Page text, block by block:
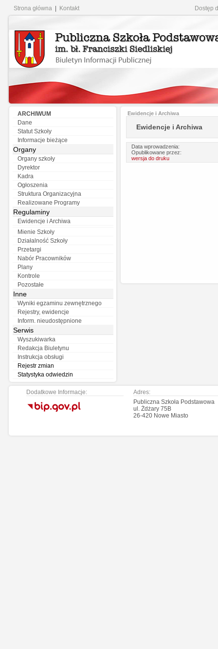
Strona główna Kontakt Dostęp
ARCHIWUM
Dane
Statut Szkoły
Informacje bieżące
Organy
Organy szkoły
Dyrektor
Kadra
Ogłoszenia
Struktura Organizacyjna
Realizowane Programy
Regulaminy
Ewidencje i Archiwa
Mienie Szkoły
Działalność Szkoły
Przetargi
Nabór Pracowników
Plany
Kontrole
Pozostałe
Inne
Wyniki egzaminu zewnętrznego
Rejestry, ewidencje
Inform. nieudostępnione
Serwis
Wyszukiwarka
Redakcja Biuletynu
Instrukcja obsługi
Rejestr zmian
Statystyka odwiedzin
Ewidencje i Archiwa
Ewidencje i Archiwa
Data wprowadzenia:
Opublikowane przez:
wersja do druku
Dodatkowe Informacje:
Adres:
Publiczna Szkoła Podstawowa
ul. Żdżary 75B
26-420 Nowe Miasto